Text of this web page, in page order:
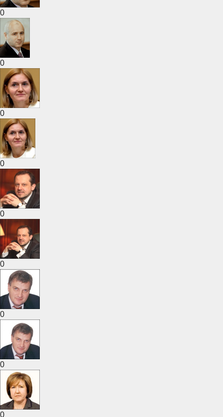
0
0
0
0
0
0
0
0
0